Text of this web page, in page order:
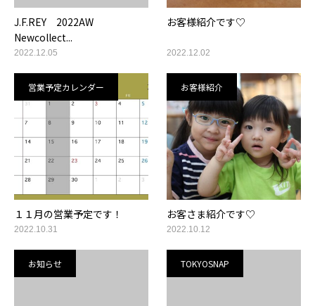
J.F.REY 2022AW
Newcollect...
2022.12.05
お客様紹介です♡
2022.12.02
営業予定カレンダー
１１月の営業予定です！
2022.10.31
お客様紹介
お客さま紹介です♡
2022.10.12
お知らせ TOKYOSNAP